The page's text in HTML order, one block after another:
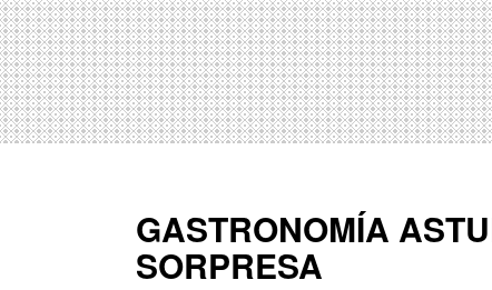
GASTRONOMÍA
SORPRESA